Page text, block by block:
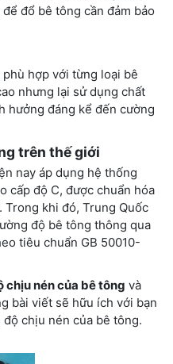
đổ bê tông cần đảm bảo
hợp với từng loại bê
nhưng lại sử dụng chất
hưởng đáng kể đến cường
trên thế giới
nay áp dụng hệ thống
cấp độ C, được chuẩn hóa
Trong khi đó, Trung Quốc
độ bê tông thông qua
tiêu chuẩn GB 50010-
chịu nén của bê tông và
bài viết sẽ hữu ích với bạn
chịu nén của bê tông.